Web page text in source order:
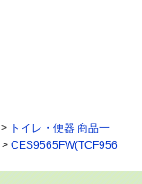
トイレ・便器 商品一
CES9565FW(TCF956